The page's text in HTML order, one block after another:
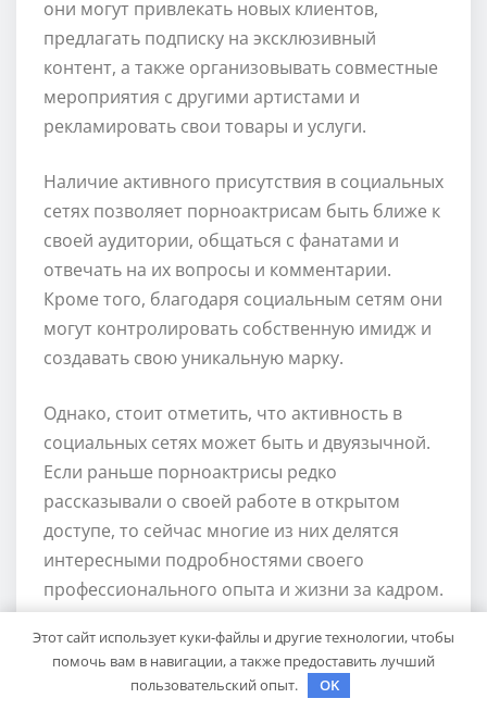
они могут привлекать новых клиентов,
предлагать подписку на эксклюзивный
контент, а также организовывать совместные
мероприятия с другими артистами и
рекламировать свои товары и услуги.
Наличие активного присутствия в социальных
сетях позволяет порноактрисам быть ближе к
своей аудитории, общаться с фанатами и
отвечать на их вопросы и комментарии.
Кроме того, благодаря социальным сетям они
могут контролировать собственную имидж и
создавать свою уникальную марку.
Однако, стоит отметить, что активность в
социальных сетях может быть и двуязычной.
Если раньше порноактрисы редко
рассказывали о своей работе в открытом
доступе, то сейчас многие из них делятся
интересными подробностями своего
профессионального опыта и жизни за кадром.
Несмотря на то, что порноактрисы все еще
сталкиваются со стигматизацией и
негативной реакцией общества, они смело и
Этот сайт использует куки-файлы и другие технологии, чтобы
помочь вам в навигации, а также предоставить лучший
пользовательский опыт.
OK